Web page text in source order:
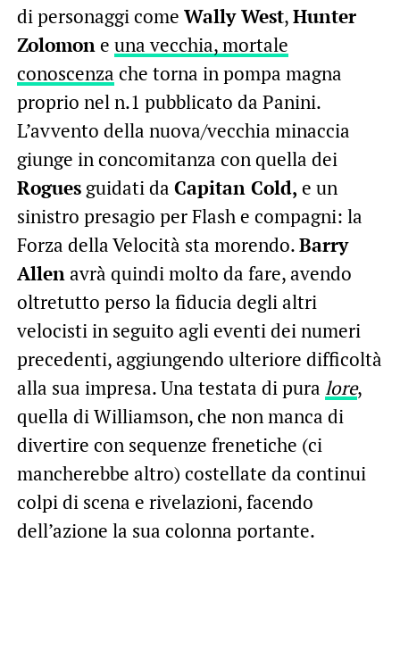
di personaggi come Wally West,Hunter
Zolomone una vecchia, mortale
conoscenza che torna in pompa magna
proprio nel n.1 pubblicato da Panini.
L’avvento della nuova/vecchia minaccia
giunge in concomitanza con quella dei
Roguesguidati da Capitan Cold, e un
sinistro presagio per Flash e compagni: la
Forza della Velocità sta morendo.Barry
Allenavrà quindi molto da fare, avendo
oltretutto perso la fiducia degli altri
velocisti in seguito agli eventi dei numeri
precedenti, aggiungendo ulteriore difficoltà
alla sua impresa. Una testata di pura lore,
quella di Williamson, che non manca di
divertire con sequenze frenetiche (ci
mancherebbe altro) costellate da continui
colpi di scena e rivelazioni, facendo
dell’azione la sua colonna portante.